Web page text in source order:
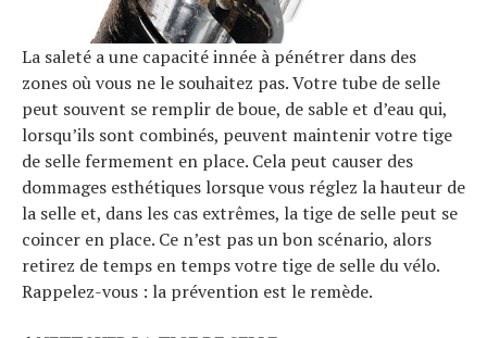
La saleté a une capacité innée à pénétrer dans des
zones où vous ne le souhaitez pas. Votre tube de selle
peut souvent se remplir de boue, de sable et d’eau qui,
lorsqu’ils sont combinés, peuvent maintenir votre tige
de selle fermement en place. Cela peut causer des
dommages esthétiques lorsque vous réglez la hauteur de
la selle et, dans les cas extrêmes, la tige de selle peut se
coincer en place. Ce n’est pas un bon scénario, alors
retirez de temps en temps votre tige de selle du vélo.
Rappelez-vous : la prévention est le remède.